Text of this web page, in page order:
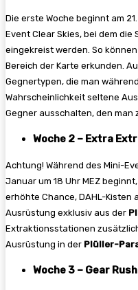
Die erste Woche beginnt am
Event Clear Skies, bei dem die
eingekreist werden. So
Bereich der Karte erkunden.
Gegnertypen, die man
Wahrscheinlichkeit seltene
Gegner ausschalten, den man
Woche 2 – Extra
Achtung! Während des Mini-
Januar um 18 Uhr MEZ
erhöhte Chance, DAHL-
Ausrüstung exklusiv aus der
Extraktionsstationen
Ausrüstung in der Plüller-
Woche 3 – Gear Rush